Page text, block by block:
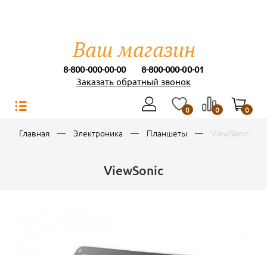
8-800-000-00-00
8-800-000-00-01
Заказать обратный звонок
0 0 0
Главная Электроника Планшеты ViewSonic
ViewSonic